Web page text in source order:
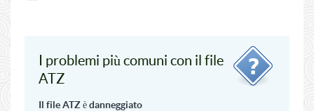
I problemi più comuni con il file
ATZ
Il file ATZ è danneggiato